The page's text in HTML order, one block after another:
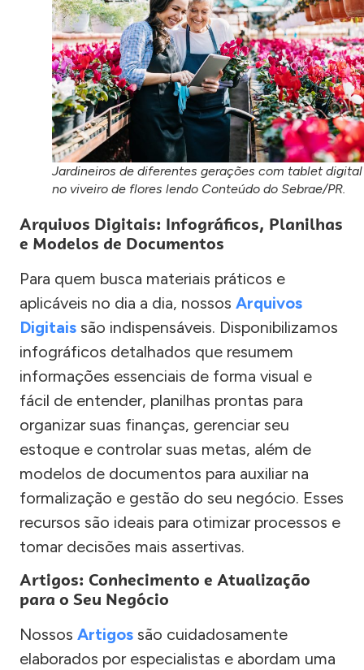
Jardineiros de diferentes gerações com tablet digital
no viveiro de flores lendo Conteúdo do Sebrae/PR.
Arquivos Digitais: Infográficos, Planilhas
e Modelos de Documentos
Para quem busca materiais práticos e
aplicáveis no dia a dia, nossos Arquivos
Digitais são indispensáveis. Disponibilizamos
infográficos detalhados que resumem
informações essenciais de forma visual e
fácil de entender, planilhas prontas para
organizar suas finanças, gerenciar seu
estoque e controlar suas metas, além de
modelos de documentos para auxiliar na
formalização e gestão do seu negócio. Esses
recursos são ideais para otimizar processos e
tomar decisões mais assertivas.
Artigos: Conhecimento e Atualização
para o Seu Negócio
Nossos Artigos são cuidadosamente
elaborados por especialistas e abordam uma